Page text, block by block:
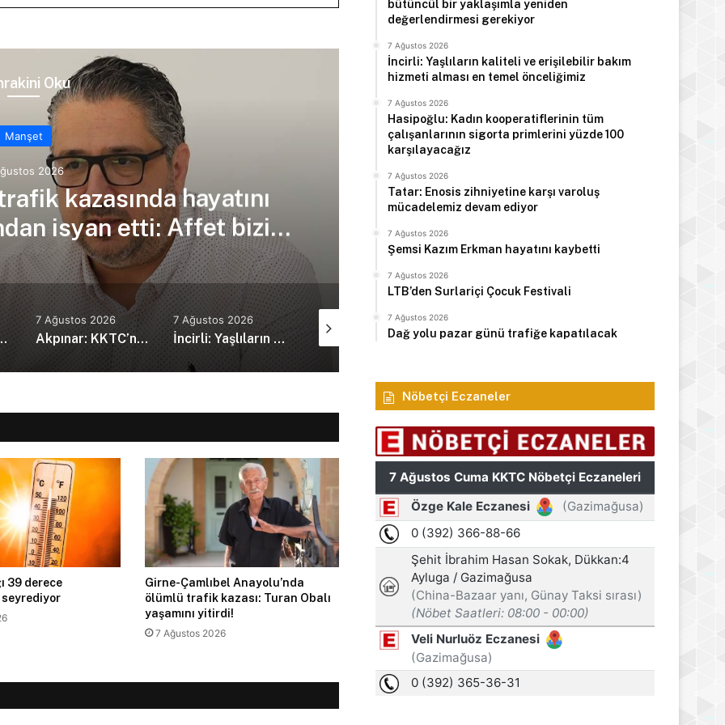
Oku
Manşet
2026
kazasında hayatını
isyan etti: Affet bizi
amca
Türkiye Cumhurbaşkanı
Suudi Arabistan’da
7 Ağustos 2026
Akpınar: KKTC’nin güvenlik politikalarını bütüncül bir yaklaşımla yeniden değerlendirmesi gerekiyor
7 Ağustos 2026
İncirli: Yaşlıların kaliteli ve erişilebilir bakım hizmeti alması en temel önceliğimiz
7 Ağustos 2026
Hasipoğlu: Kadın kooperatiflerinin tüm çalışanlarının sigorta primlerini yüzde 100 karşılayacağız Tatar: Enosis zihniyetine karşı varoluş mücadelemiz devam ediyor
39 derece
Girne-Çamlıbel Anayolu’nda
ölümlü trafik kazası: Turan Obalı
yaşamını yitirdi!
7 Ağustos 2026
bütüncül bir yaklaşımla yeniden
değerlendirmesi gerekiyor
7 Ağustos 2026
İncirli: Yaşlıların kaliteli ve erişilebilir bakım
hizmeti alması en temel önceliğimiz
7 Ağustos 2026
Hasipoğlu: Kadın kooperatiflerinin tüm
çalışanlarının sigorta primlerini yüzde 100
karşılayacağız
7 Ağustos 2026
Tatar: Enosis zihniyetine karşı varoluş
mücadelemiz devam ediyor
7 Ağustos 2026
Şemsi Kazım Erkman hayatını kaybetti
7 Ağustos 2026
LTB’den Surlariçi Çocuk Festivali
7 Ağustos 2026
Dağ yolu pazar günü trafiğe kapatılacak
Nöbetçi Eczaneler